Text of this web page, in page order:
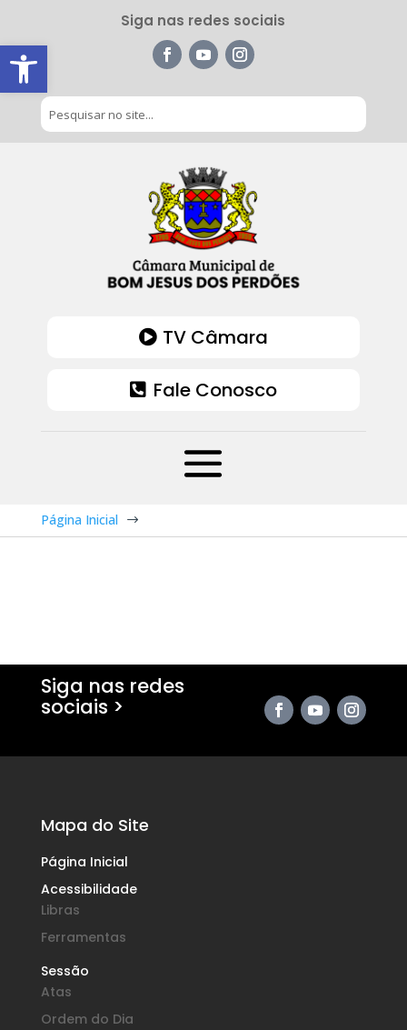
Barra de Ferramentas Aberta
Siga nas redes sociais
TV Câmara
Fale Conosco
Página Inicial $
Siga nas redes
sociais >
Mapa do Site
Página Inicial
Acessibilidade
Libras
Ferramentas
Sessão
Atas
Ordem do Dia